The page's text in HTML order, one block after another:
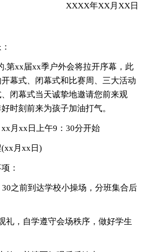
XXXX年XX月XX日
.第xx届xx季户外会将拉开序幕，此
幕式、闭幕式和比赛周、三大活动
闭幕式当天诚挚地邀请您前来观
时刻前来为孩子加油打气。
月xx日上午9：30分开始
月xx日)
：
之前到达学校小操场，分班集合后
礼，自学遵守会场秩序，做好学生